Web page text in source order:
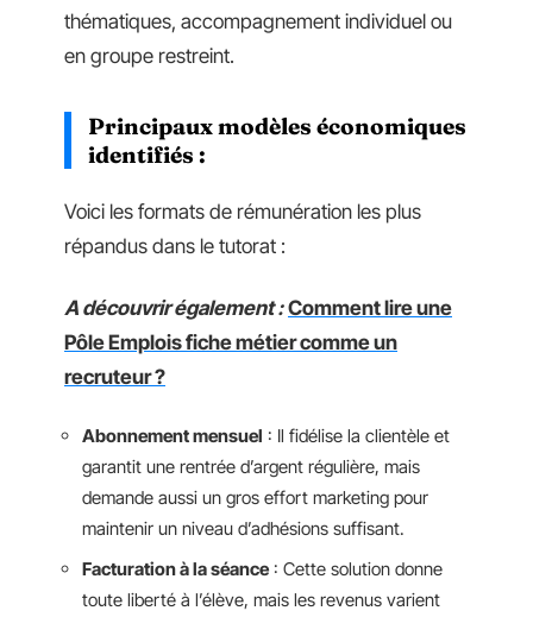
thématiques, accompagnement individuel ou
en groupe restreint.
Principaux modèles économiques
identifiés :
Voici les formats de rémunération les plus
répandus dans le tutorat :
A découvrir également : Comment lire une
Pôle Emplois fiche métier comme un
recruteur ?
Abonnement mensuel : Il fidélise la clientèle et
garantit une rentrée d’argent régulière, mais
demande aussi un gros effort marketing pour
maintenir un niveau d’adhésions suffisant.
Facturation à la séance : Cette solution donne
toute liberté à l’élève, mais les revenus varient